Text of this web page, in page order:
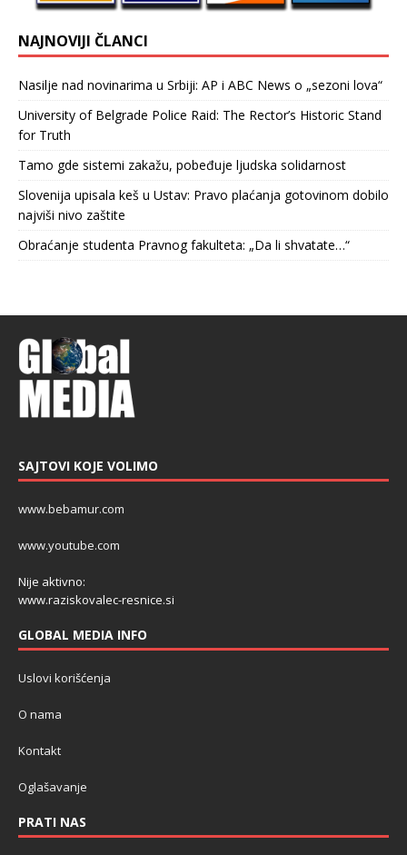
NAJNOVIJI ČLANCI
Nasilje nad novinarima u Srbiji: AP i ABC News o „sezoni lova“
University of Belgrade Police Raid: The Rector’s Historic Stand
for Truth
Tamo gde sistemi zakažu, pobeđuje ljudska solidarnost
Slovenija upisala keš u Ustav: Pravo plaćanja gotovinom dobilo
najviši nivo zaštite
Obraćanje studenta Pravnog fakulteta: „Da li shvatate…“
SAJTOVI KOJE VOLIMO
www.bebamur.com
www.youtube.com
Nije aktivno:
www.raziskovalec-resnice.si
GLOBAL MEDIA INFO
Uslovi korišćenja
O nama
Kontakt
Oglašavanje
PRATI NAS